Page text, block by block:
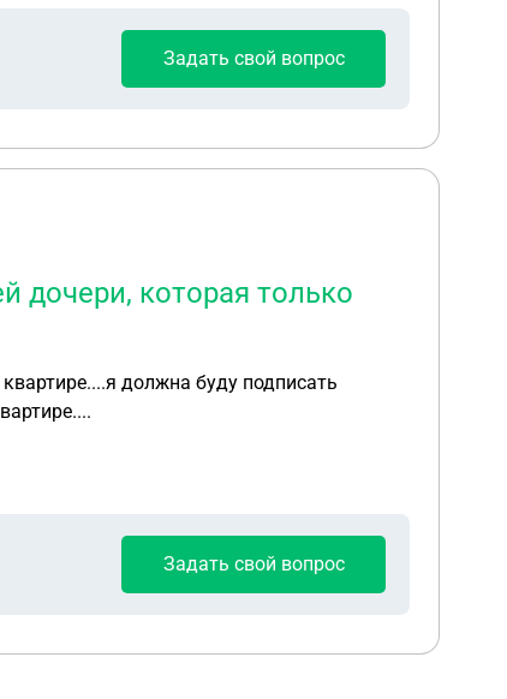
Задать свой вопрос
дочери, которая только
должна буду подписать
Задать свой вопрос